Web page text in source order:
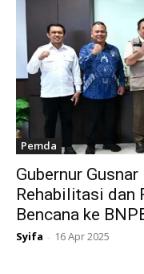
Pemda
Gubernur
Rehabilitasi dan
Bencana ke
Syifa - 16 Apr 2025